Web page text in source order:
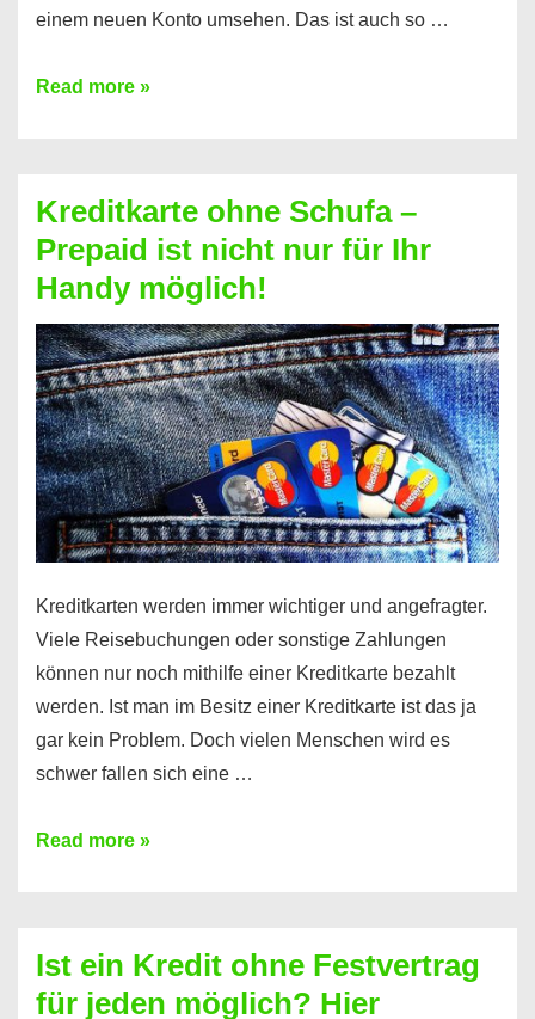
einem neuen Konto umsehen. Das ist auch so …
Konto
Neueröffnung
trotz
Schufaeintrag
möglich
Read more »
Kreditkarte ohne Schufa –
Prepaid ist nicht nur für Ihr
Handy möglich!
Kreditkarten werden immer wichtiger und angefragter.
Viele Reisebuchungen oder sonstige Zahlungen
können nur noch mithilfe einer Kreditkarte bezahlt
werden. Ist man im Besitz einer Kreditkarte ist das ja
gar kein Problem. Doch vielen Menschen wird es
schwer fallen sich eine …
Kreditkarte
Prepaid
ist
Read more »
Ist ein Kredit ohne Festvertrag
für jeden möglich? Hier